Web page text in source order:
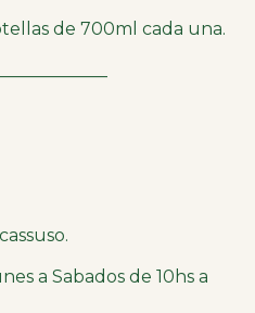
de 700ml cada una.
a Sabados de 10hs a